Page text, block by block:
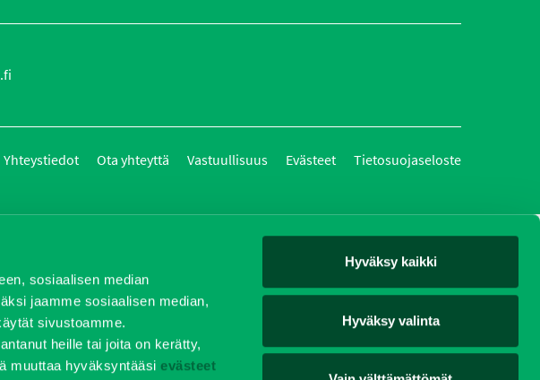
sosiaalisen median
jaamme sosiaalisen median,
sivustoamme.
heille tai joita on kerätty,
muuttaa hyväksyntääsi evästeet
Hyväksy kaikki
Hyväksy valinta
Yhteystiedot Ota yhteyttä Vastuullisuus Evästeet Tietosuojaseloste